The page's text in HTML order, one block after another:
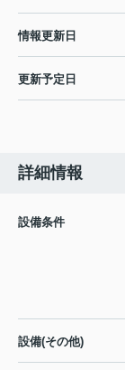
情報更新日
更新予定日
詳細情報
設備条件
設備(その他)